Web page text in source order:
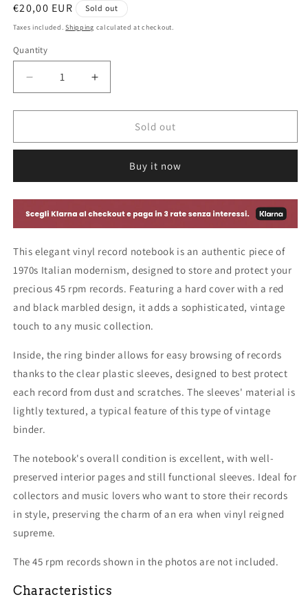
Regular
price
€20,00 EUR Sold out
Taxes included.Shipping calculated at checkout.
Quantity
Decrease
quantity
for
RPM
Holder
-
Italy
1970
Increase
quantity
for
RPM
Record
Holder
-
Italy
1970
Sold out
Buy it now
This elegant vinyl record notebook is an authentic piece of
1970s Italian modernism, designed to store and protect your
precious 45 rpm records. Featuring a hard cover with a red
and black marbled design, it adds a sophisticated, vintage
touch to any music collection.
Inside, the ring binder allows for easy browsing of records
thanks to the clear plastic sleeves, designed to best protect
each record from dust and scratches. The sleeves' material is
lightly textured, a typical feature of this type of vintage
binder.
The notebook's overall condition is excellent, with well-
preserved interior pages and still functional sleeves. Ideal for
collectors and music lovers who want to store their records
in style, preserving the charm of an era when vinyl reigned
supreme.
The 45 rpm records shown in the photos are not included.
Characteristics